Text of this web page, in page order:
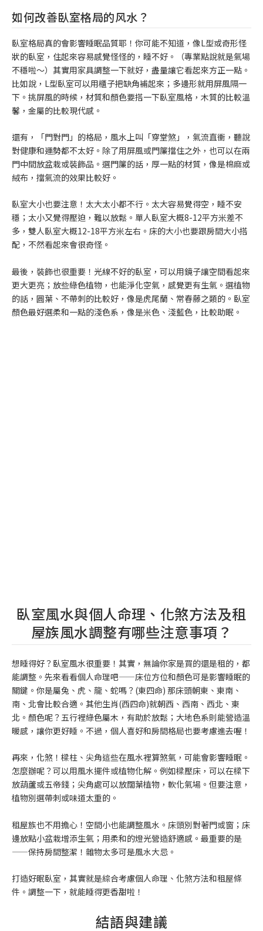
如何改善臥室格局的风水？
臥室格局真的會影響睡眠品質耶！你可能不知道，像L型或奇形怪
狀的臥室，住起來容易感覺怪怪的，睡不好。（專業點說就是氣場
不穩啦～）其實用家具調整一下就好，盡量讓它看起來方正一點。
比如說，L型臥室可以用櫃子把缺角補起來；多邊形就用屏風隔一
下。挑屏風的時候，材質和顏色要搭一下臥室風格，木質的比較溫
馨，金屬的比較現代感。
還有，「門對門」的格局，風水上叫「穿堂煞」，氣流直衝，聽說
對健康和運勢都不太好。除了用屏風或門簾擋住之外，也可以在兩
門中間放盆栽或裝飾品。選門簾的話，厚一點的材質，像是棉麻或
絨布，擋氣流的效果比較好。
臥室大小也要注意！太大太小都不行。太大容易覺得空，睡不安
穩；太小又覺得壓迫，難以放鬆。單人臥室大概8-12平方米差不
多，雙人臥室大概12-18平方米左右。床的大小也要跟房間大小搭
配，不然看起來會很奇怪。
最後，裝飾也很重要！光線不好的臥室，可以用鏡子讓空間看起來
更大更亮；放些綠色植物，也能淨化空氣，感覺更有生氣。選植物
的話，圓葉、不帶刺的比較好，像是虎尾蘭、常春藤之類的。臥室
顏色最好選柔和一點的淺色系，像是米色、淺藍色，比較助眠。
臥室風水與個人命理、化煞方法及租
屋族風水調整有哪些注意事項？
想睡得好？臥室風水很重要！其實，無論你家是買的還是租的，都
能調整。先來看看個人命理吧——床位方位和顏色可是影響睡眠的
關鍵。你是屬兔、虎、龍、蛇嗎？(東四命) 那床頭朝東、東南、
南、北會比較合適。其他生肖(西四命)就朝西、西南、西北、東
北。顏色呢？五行裡綠色屬木，有助於放鬆；大地色系則能營造溫
暖感，讓你更好睡。不過，個人喜好和房間格局也要考慮進去喔！
再來，化煞！樑柱、尖角這些在風水裡算煞氣，可能會影響睡眠。
怎麼辦呢？可以用風水擺件或植物化解。例如樑壓床，可以在樑下
放葫蘆或五帝錢；尖角處可以放闊葉植物，軟化氣場。但要注意，
植物別選帶刺或味道太重的。
租屋族也不用擔心！空間小也能調整風水。床頭別對著門或窗；床
邊放點小盆栽增添生氣；用柔和的燈光營造舒適感。最重要的是
——保持房間整潔！雜物太多可是風水大忌。
打造好眠臥室，其實就是綜合考慮個人命理、化煞方法和租屋條
件。調整一下，就能睡得更香甜啦！
結語與建議